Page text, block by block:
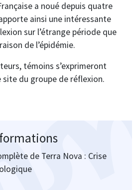
a noué depuis quatre
ainsi une intéressante
sur l’étrange période que
de l’épidémie.
témoins s’exprimeront
du groupe de réflexion.
de Terra Nova : Crise